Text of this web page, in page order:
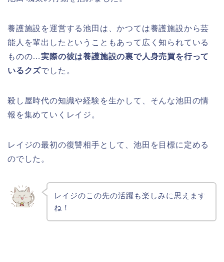
養護施設を運営する池田は、かつては養護施設から芸
能人を輩出したということもあって広く知られている
ものの…実際の彼は養護施設の裏で人身売買を行って
いるクズでした。
殺し屋時代の知識や経験を生かして、そんな池田の情
報を集めていくレイジ。
レイジの最初の復讐相手として、池田を目標に定める
のでした。
レイジのこの先の活躍も楽しみに思えます
ね！